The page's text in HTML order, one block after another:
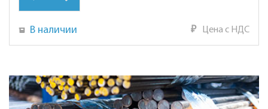
В наличии ₽ Цена с НДС